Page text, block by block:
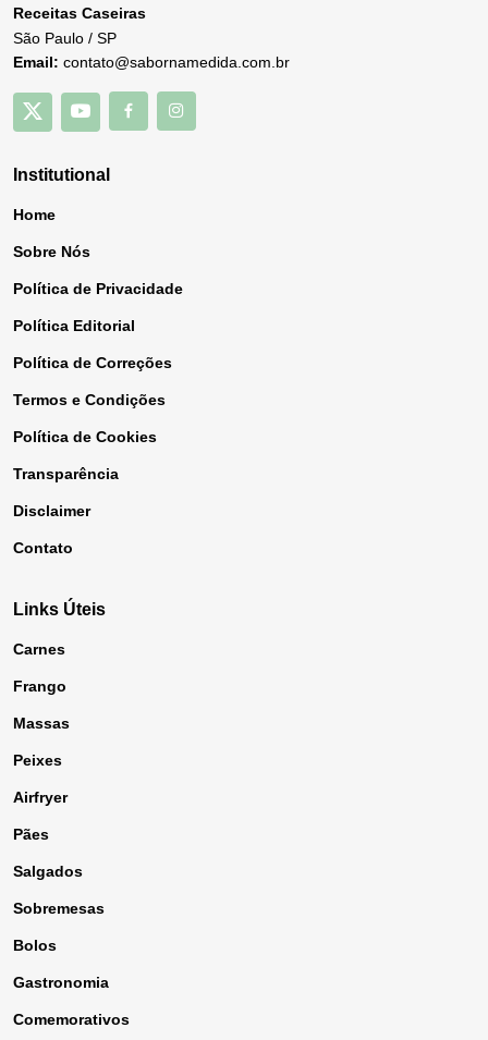
Receitas Caseiras
São Paulo / SP
Email: contato@sabornamedida.com.br
Institutional
Home
Sobre Nós
Política de Privacidade
Política Editorial
Política de Correções
Termos e Condições
Política de Cookies
Transparência
Disclaimer
Contato
Links Úteis
Carnes
Frango
Massas
Peixes
Airfryer
Pães
Salgados
Sobremesas
Bolos
Gastronomia
Comemorativos